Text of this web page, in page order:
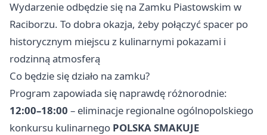
Wydarzenie odbędzie się na Zamku Piastowskim w
Raciborzu. To dobra okazja, żeby połączyć spacer po
historycznym miejscu z kulinarnymi pokazami i
rodzinną atmosferą
Co będzie się działo na zamku?
Program zapowiada się naprawdę różnorodnie:
12:00–18:00 – eliminacje regionalne ogólnopolskiego
konkursu kulinarnego POLSKA SMAKUJE